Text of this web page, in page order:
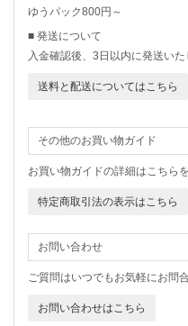
ゆうパック800円～
■ 発送について
入金確認後、3日以内に発送いた
送料と配送についてはこちら
その他のお買い物ガイド
お買い物ガイドの詳細はこちら
特定商取引法の表示はこちら
お問い合わせ
ご質問はいつでもお気軽にお問
お問い合わせはこちら